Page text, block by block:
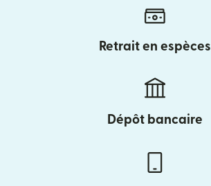
Retrait en espèces
Dépôt bancaire